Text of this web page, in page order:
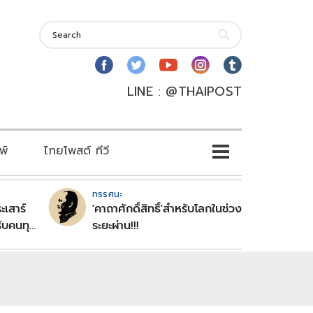
LINE : @THAIPOST
ไทยโพสต์ ทีวี
สาร์
คนทุก
ทรรศนะ
'คาถาศักดิ์สิทธิ์'สำหรับโลกในช่วง
ระยะผ่าน!!!